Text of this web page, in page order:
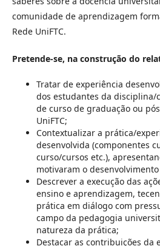
comunidade de aprendizagem
Rede UniFTC.
Pretende-se, na construção do
Tratar de experiência
dos estudantes da
de curso de graduação ou
UniFTC;
Contextualizar a prática/
desenvolvida (componentes
curso/cursos etc.),
motivaram o
Descrever a execução das
ensino e aprendizagem,
prática em diálogo com
campo da pedagogia
natureza da prática;
Destacar as contribuições da